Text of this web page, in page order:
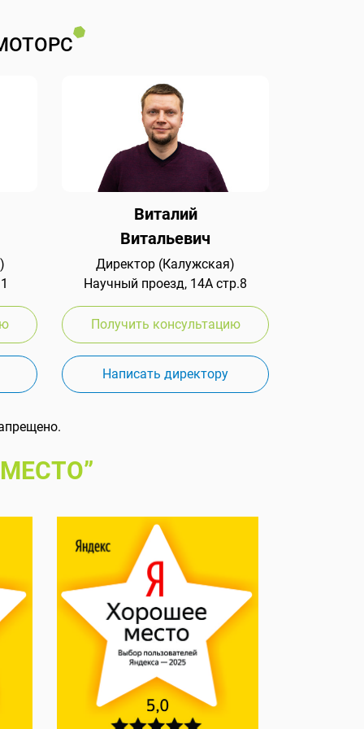
Виталий
Витальевич
Директор (Калужская)
Научный проезд, 14А стр.8
Получить консультацию
Написать директору